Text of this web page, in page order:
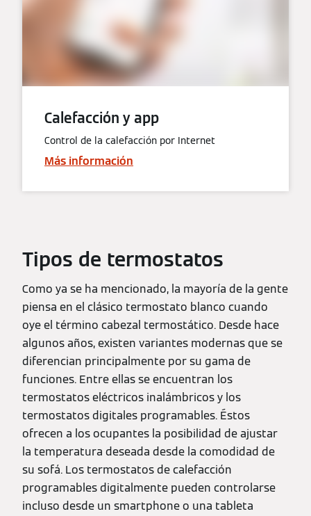
Calefacción y app
Control de la calefacción por Internet
Más información
Tipos de termostatos
Como ya se ha mencionado, la mayoría de la gente
piensa en el clásico termostato blanco cuando
oye el término cabezal termostático. Desde hace
algunos años, existen variantes modernas que se
diferencian principalmente por su gama de
funciones. Entre ellas se encuentran los
termostatos eléctricos inalámbricos y los
termostatos digitales programables. Éstos
ofrecen a los ocupantes la posibilidad de ajustar
la temperatura deseada desde la comodidad de
su sofá. Los termostatos de calefacción
programables digitalmente pueden controlarse
incluso desde un smartphone o una tableta